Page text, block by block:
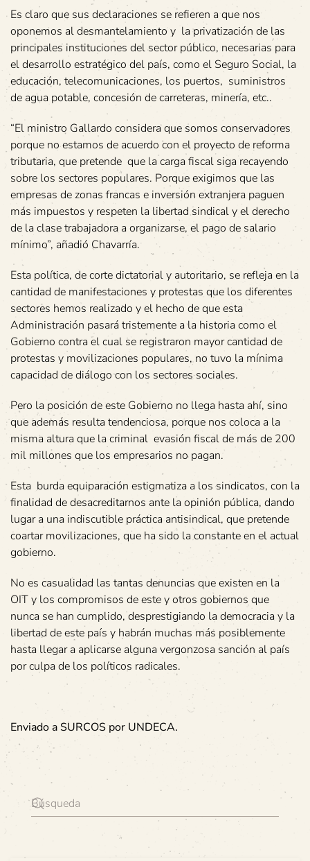
Es claro que sus declaraciones se refieren a que nos
oponemos al desmantelamiento y la privatización de las
principales instituciones del sector público, necesarias para
el desarrollo estratégico del país, como el Seguro Social, la
educación, telecomunicaciones, los puertos, suministros
de agua potable, concesión de carreteras, minería, etc..
“El ministro Gallardo considera que somos conservadores
porque no estamos de acuerdo con el proyecto de reforma
tributaria, que pretende que la carga fiscal siga recayendo
sobre los sectores populares. Porque exigimos que las
empresas de zonas francas e inversión extranjera paguen
más impuestos y respeten la libertad sindical y el derecho
de la clase trabajadora a organizarse, el pago de salario
mínimo”, añadió Chavarría.
Esta política, de corte dictatorial y autoritario, se refleja en la
cantidad de manifestaciones y protestas que los diferentes
sectores hemos realizado y el hecho de que esta
Administración pasará tristemente a la historia como el
Gobierno contra el cual se registraron mayor cantidad de
protestas y movilizaciones populares, no tuvo la mínima
capacidad de diálogo con los sectores sociales.
Pero la posición de este Gobierno no llega hasta ahí, sino
que además resulta tendenciosa, porque nos coloca a la
misma altura que la criminal evasión fiscal de más de 200
mil millones que los empresarios no pagan.
Esta burda equiparación estigmatiza a los sindicatos, con la
finalidad de desacreditarnos ante la opinión pública, dando
lugar a una indiscutible práctica antisindical, que pretende
coartar movilizaciones, que ha sido la constante en el actual
gobierno.
No es casualidad las tantas denuncias que existen en la
OIT y los compromisos de este y otros gobiernos que
nunca se han cumplido, desprestigiando la democracia y la
libertad de este país y habrán muchas más posiblemente
hasta llegar a aplicarse alguna vergonzosa sanción al país
por culpa de los políticos radicales.
Enviado a SURCOS por UNDECA.